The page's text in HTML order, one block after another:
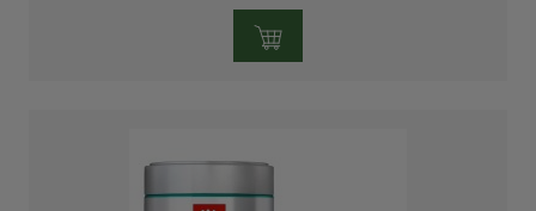
Mennyiség: